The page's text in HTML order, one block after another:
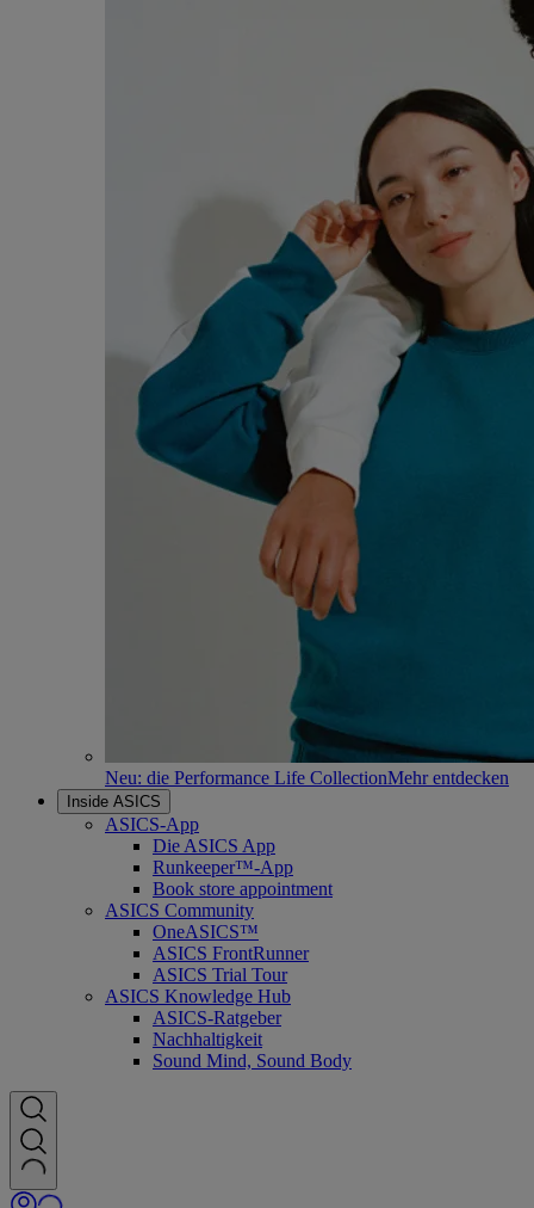
Neu: die Performance Life CollectionMehr entdecken
Inside ASICS
ASICS-App
Die ASICS App
Runkeeper™-App
Book store appointment
ASICS Community
OneASICS™
ASICS FrontRunner
ASICS Trial Tour
ASICS Knowledge Hub
ASICS-Ratgeber
Nachhaltigkeit
Sound Mind, Sound Body